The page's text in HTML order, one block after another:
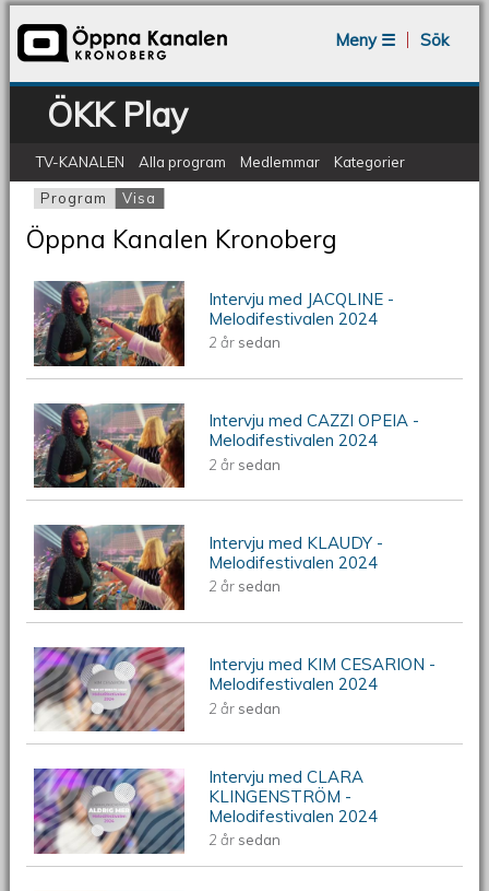
Meny ☰
Sök
ÖKK Play
TV-KANALEN Alla program Medlemmar Kategorier
Primära flikar
Program Visa
Öppna Kanalen Kronoberg
Intervju med JACQLINE -
Melodifestivalen 2024
Intervju med JACQLINE -
Melodifestivalen 2024
2 år sedan
Intervju med CAZZI OPEIA -
Melodifestivalen 2024
Intervju med CAZZI OPEIA -
Melodifestivalen 2024
2 år sedan
Intervju med KLAUDY -
Melodifestivalen 2024
Intervju med KLAUDY -
Melodifestivalen 2024
2 år sedan
Intervju med KIM CESARION -
Melodifestivalen 2024
Intervju med KIM CESARION -
Melodifestivalen 2024
2 år sedan
Intervju med CLARA KLINGENSTRÖM
- Melodifestivalen 2024
Intervju med CLARA
KLINGENSTRÖM -
Melodifestivalen 2024
2 år sedan